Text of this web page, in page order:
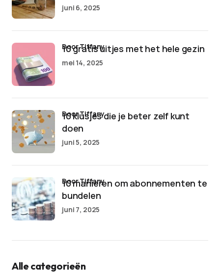
juni 6, 2025
10 gratis uitjes met het hele gezin
door Tiffany
mei 14, 2025
10 klusjes die je beter zelf kunt
doen
door Tiffany
juni 5, 2025
10 manieren om abonnementen te
bundelen
door Tiffany
juni 7, 2025
Alle categorieën